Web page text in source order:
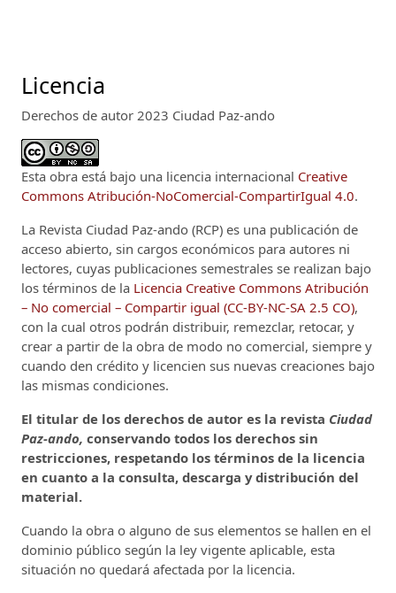
Licencia
Derechos de autor 2023 Ciudad Paz-ando
Esta obra está bajo una licencia internacional Creative
Commons Atribución-NoComercial-CompartirIgual 4.0.
La Revista Ciudad Paz-ando (RCP) es una publicación de
acceso abierto, sin cargos económicos para autores ni
lectores, cuyas publicaciones semestrales se realizan bajo
los términos de la Licencia Creative Commons Atribución
– No comercial – Compartir igual (CC-BY-NC-SA 2.5 CO),
con la cual otros podrán distribuir, remezclar, retocar, y
crear a partir de la obra de modo no comercial, siempre y
cuando den crédito y licencien sus nuevas creaciones bajo
las mismas condiciones.
El titular de los derechos de autor es la revista Ciudad
Paz-ando, conservando todos los derechos sin
restricciones, respetando los términos de la licencia
en cuanto a la consulta, descarga y distribución del
material.
Cuando la obra o alguno de sus elementos se hallen en el
dominio público según la ley vigente aplicable, esta
situación no quedará afectada por la licencia.